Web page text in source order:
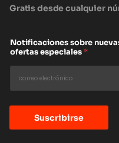
Gratis desde cualquier
Notificaciones sobre
ofertas especiales*
Suscribirse